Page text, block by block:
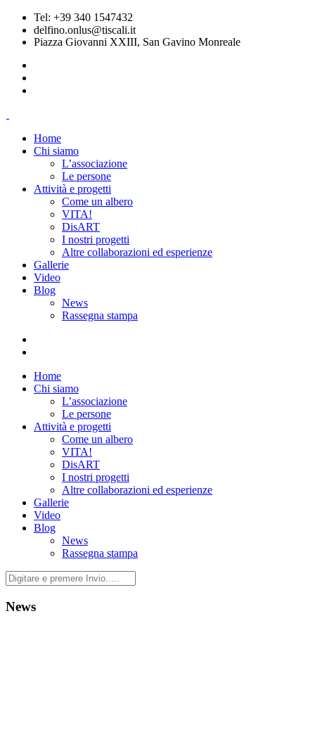
Tel: +39 340 1547432
delfino.onlus@tiscali.it
Piazza Giovanni XXIII, San Gavino Monreale
Home
Chi siamo
L’associazione
Le persone
Attività e progetti
Come un albero
VITA!
DisART
I nostri progetti
Altre collaborazioni ed esperienze
Gallerie
Video
Blog
News
Rassegna stampa
Home
Chi siamo
L’associazione
Le persone
Attività e progetti
Come un albero
VITA!
DisART
I nostri progetti
Altre collaborazioni ed esperienze
Gallerie
Video
Blog
News
Rassegna stampa
News